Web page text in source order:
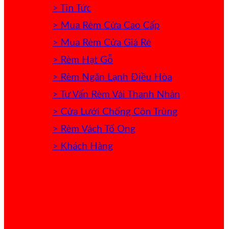
> Tin Tức
> Mua Rèm Cửa Cao Cấp
> Mua Rèm Cửa Giá Rẻ
> Rèm Hạt Gỗ
> Rèm Ngăn Lạnh Điều Hòa
> Tư Vấn Rèm Vải Thanh Nhàn
> Cửa Lưới Chống Côn Trùng
> Rèm Vách Tổ Ong
> Khách Hàng